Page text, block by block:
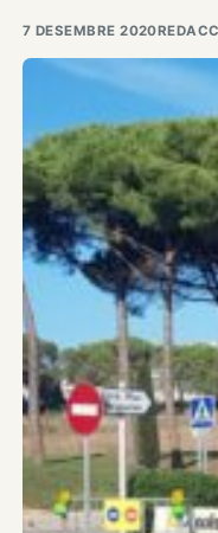
7 DESEMBRE 2020